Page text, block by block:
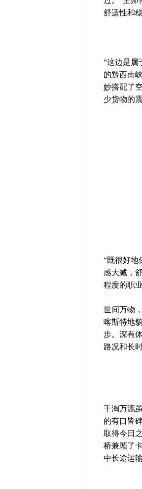
舒适性和
“这边是属
的黔西南
妙搭配了
少货物的
“既很好地
感大减，
程度的职
世间万物
喀斯特地
步。深有
路况和长
千淘万漉
的有口皆
取得今日
桥兼顾了
中长途运